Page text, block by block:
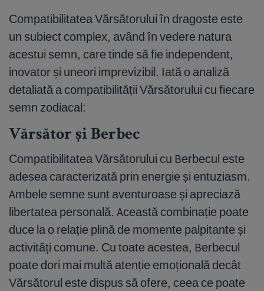
Compatibilitatea Vărsătorului în dragoste este
un subiect complex, având în vedere natura
acestui semn, care tinde să fie independent,
inovator și uneori imprevizibil. Iată o analiză
detaliată a compatibilității Vărsătorului cu fiecare
semn zodiacal:
Vărsător și Berbec
Compatibilitatea Vărsătorului cu Berbecul este
adesea caracterizată prin energie și entuziasm.
Ambele semne sunt aventuroase și apreciază
libertatea personală. Această combinație poate
duce la o relație plină de momente palpitante și
activități comune. Cu toate acestea, Berbecul
poate dori mai multă atenție emoțională decât
Vărsătorul este dispus să ofere, ceea ce poate